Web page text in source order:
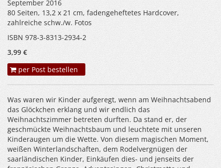
September 2016
80 Seiten, 13,2 x 21 cm, fadengeheftetes Hardcover,
zahlreiche schw./w. Fotos
ISBN 978-3-8313-2934-2
3,99 €
per Post bestellen
Was waren wir Kinder aufgeregt, wenn am Weihnachtsabend
das Glöckchen erklang und wir endlich das
Weihnachtszimmer betreten durften. Da stand er, der
geschmückte Weihnachtsbaum und leuchtete mit unseren
Kinderaugen um die Wette. Von diesem magischen Moment,
weißen Winterlandschaften, dem Rodelvergnügen der
saarländischen Kinder, Einkäufen dies- und jenseits der